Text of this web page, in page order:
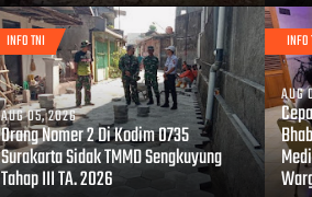
INFO TNI
AUG 05, 2026
Orang Nomer 2 Di Kodim 0735
Surakarta Sidak TMMD Sengkuyung
Tahap III TA. 2026
INFO
AUG